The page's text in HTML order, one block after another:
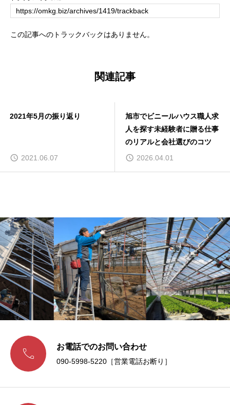
この記事へのトラックバックはありません。
関連記事
2021年5月の振り返り
2021.06.07
旭市でビニールハウス職人求
人を探す未経験者に贈る仕事
のリアルと会社選びのコツ
2026.04.01
 お電話でのお問い合わせ
090-5998-5220［営業電話お断り］